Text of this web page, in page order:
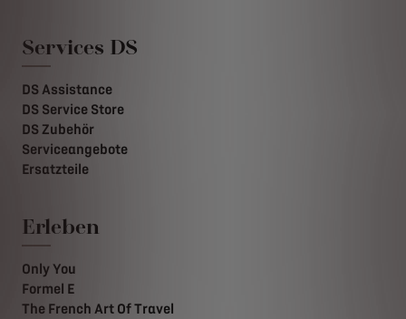
Services DS
DS Assistance
DS Service Store
DS Zubehör
Serviceangebote
Ersatzteile
Erleben
Only You
Formel E
The French Art Of Travel